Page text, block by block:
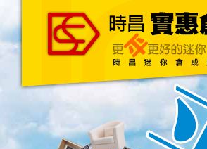
主頁 關於我們 聯